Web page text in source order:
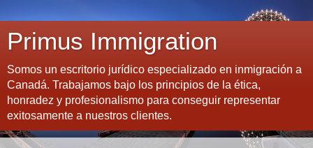
Primus Immigration
Somos un escritorio jurídico especializado en inmigración a
Canadá. Trabajamos bajo los principios de la ética,
honradez y profesionalismo para conseguir representar
exitosamente a nuestros clientes.